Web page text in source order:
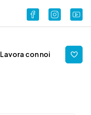
Lavora con noi